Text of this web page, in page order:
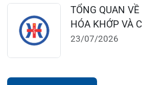
Bệnh viện – Khách sạn cao cấp đầu
Hải Phòng và khu vực vùng duyên
bộ, quy mô 500 giường bệnh nội trú.